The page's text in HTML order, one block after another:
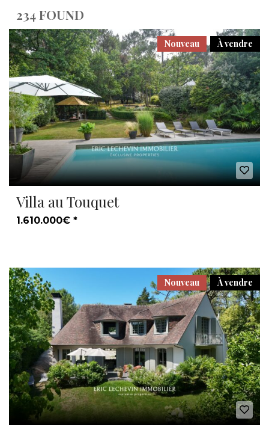
234 FOUND
À vendre
Nouveau
Villa au Touquet
1.610.000€ *
À vendre
Nouveau